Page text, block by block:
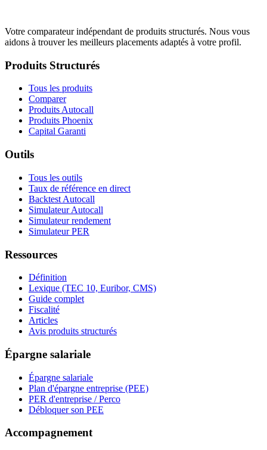
Votre comparateur indépendant de produits structurés. Nous vous
aidons à trouver les meilleurs placements adaptés à votre profil.
Produits Structurés
Tous les produits
Comparer
Produits Autocall
Produits Phoenix
Capital Garanti
Outils
Tous les outils
Taux de référence en direct
Backtest Autocall
Simulateur Autocall
Simulateur rendement
Simulateur PER
Ressources
Définition
Lexique (TEC 10, Euribor, CMS)
Guide complet
Fiscalité
Articles
Avis produits structurés
Épargne salariale
Épargne salariale
Plan d'épargne entreprise (PEE)
PER d'entreprise / Perco
Débloquer son PEE
Accompagnement